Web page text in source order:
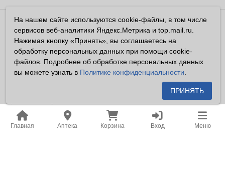
Главная Аптека Корзина Вход Меню
Владелец сайта ООО «Суперфарма» ОГРН 1032700302194
Все права защищены ©2026
Информация, размещенная на данном сайте имеет
справочный характер, и не должна восприниматься
посетителями сайта как публичная оферта, предусмотренная
Владелец сайта устанавливает запрет на цитирование,
копирование и размещение информации, размещенной на
настоящем сайте newapteka.ru, включая информацию о
На нашем сайте используются cookie-файлы, в том числе
сервисов веб-аналитики Яндекс.Метрика и top.mail.ru.
Нажимая кнопку «Принять», вы соглашаетесь на
обработку персональных данных при помощи cookie-
файлов. Подробнее об обработке персональных данных
вы можете узнать в Политике конфиденциальности
ПРИНЯТЬ